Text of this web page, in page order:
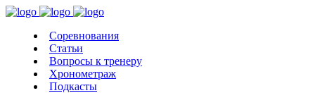
Соревнования
Статьи
Вопросы к тренеру
Хронометраж
Подкасты